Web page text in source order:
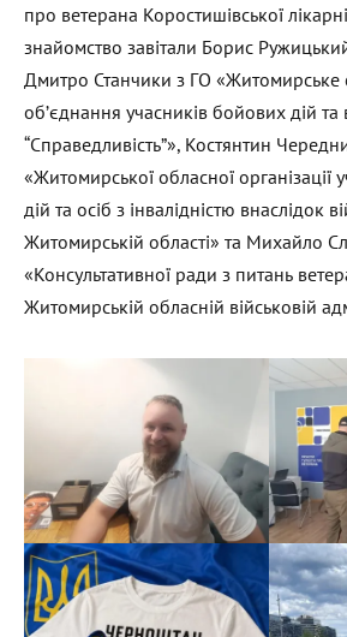
про ветерана Коростишівської
знайомство завітали Борис
Дмитро Станчики з ГО «Житомирське
об’єднання учасників бойових дій та
“Справедливість”», Костянтин
«Житомирської обласної організації
дій та осіб з інвалідністю внаслідок
Житомирській області» та Михайло
«Консультативної ради з питань
Житомирській обласній військовій